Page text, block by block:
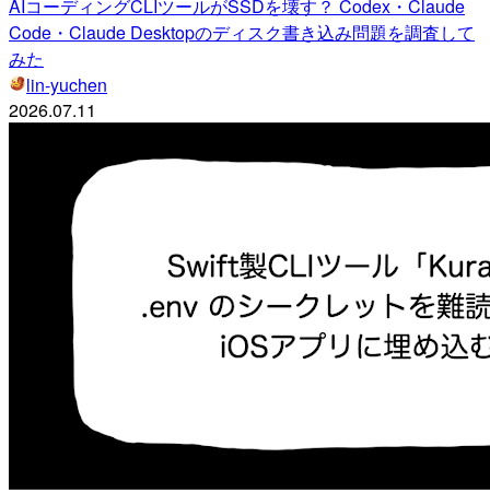
AIコーディングCLIツールがSSDを壊す？ Codex・Claude
Code・Claude Desktopのディスク書き込み問題を調査して
みた
lin-yuchen
2026.07.11